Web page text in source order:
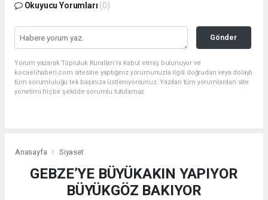
Okuyucu Yorumları (0)
Gönder
Yorum yazarak Topluluk Kuralları’nı kabul etmiş bulunuyor ve
kocaelihaberi.com sitesine yaptığınız yorumunuzla ilgili doğrudan veya dolaylı
tüm sorumluluğu tek başınıza üstleniyorsunuz. Yazılan tüm yorumlardan site
yönetimi hiçbir şekilde sorumlu tutulamaz.
Anasayfa Siyaset
GEBZE’YE BÜYÜKAKIN YAPIYOR
BÜYÜKGÖZ BAKIYOR